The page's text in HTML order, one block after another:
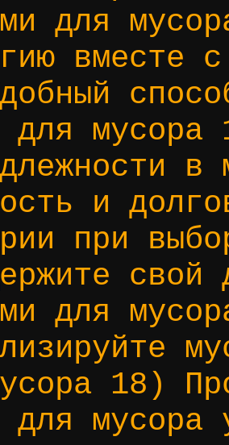
для
вместе
для мусора
и
при
свой
для
18)
для мусора